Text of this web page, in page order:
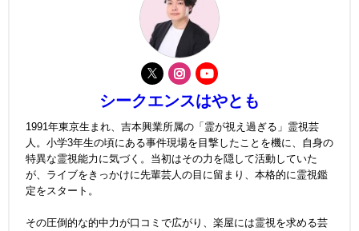
シークエンスはやとも
1991年東京生まれ、吉本興業所属の「霊が視え過ぎる」霊視芸
人。小学3年生の頃にある事件現場を目撃したことを機に、自身の
特異な霊視能力に気づく。当初はその力を隠して活動していた
が、ライブをきっかけに先輩芸人の目に留まり、本格的に霊視鑑
定をスタート。
その圧倒的な的中力が口コミで広がり、楽屋には霊視を求める芸